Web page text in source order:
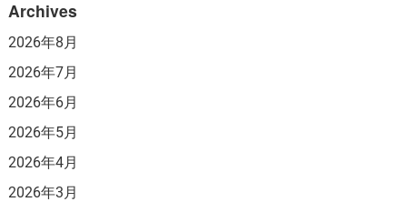
Archives
2026年8月
2026年7月
2026年6月
2026年5月
2026年4月
2026年3月